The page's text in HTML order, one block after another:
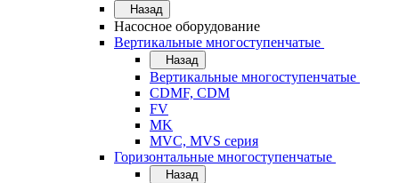
Назад
Насосное оборудование
Вертикальные многоступенчатые
Назад
Вертикальные многоступенчатые
CDMF, CDM
FV
MK
MVC, MVS серия
Горизонтальные многоступенчатые
Назад